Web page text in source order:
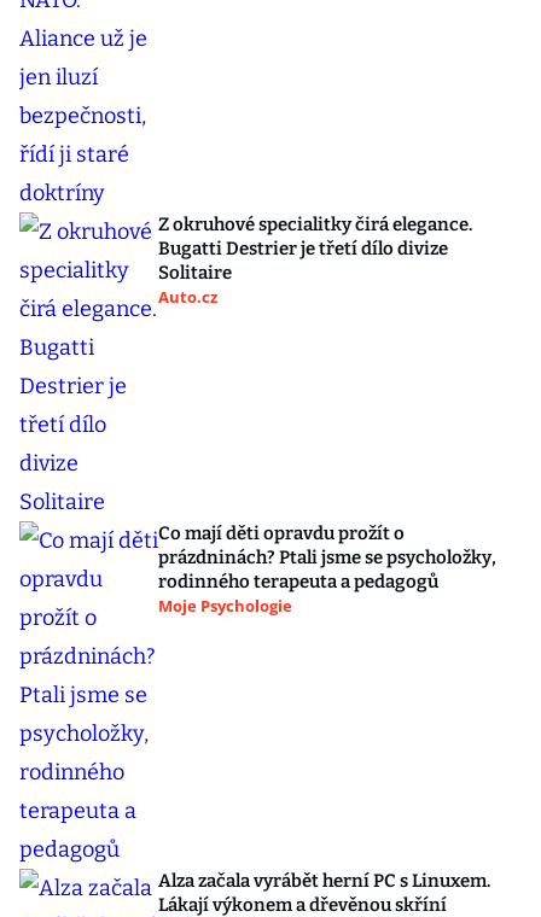
Z okruhové specialitky čirá elegance.
Bugatti Destrier je třetí dílo divize
Solitaire
Auto.cz
Co mají děti opravdu prožít o
prázdninách? Ptali jsme se psycholožky,
rodinného terapeuta a pedagogů
Moje Psychologie
Alza začala vyrábět herní PC s Linuxem.
Lákají výkonem a dřevěnou skříní